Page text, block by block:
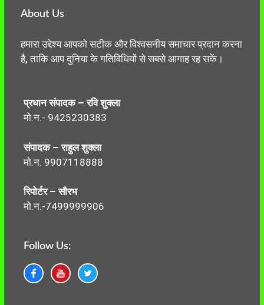
About Us
हमारा उद्देश्य आपको सटीक और विश्वसनीय समाचार प्रदान करना
है, ताकि आप दुनिया के गतिविधियों से सबसे आगाह रह सकें।
प्रधान संपादक – रवि शुक्ला
मो.न.- 9425230383
संपादक – राहुल शुक्ला
मो.न. 9907118888
रिपोर्टर – सौरभ
मो.न.-7499999906
Follow Us: